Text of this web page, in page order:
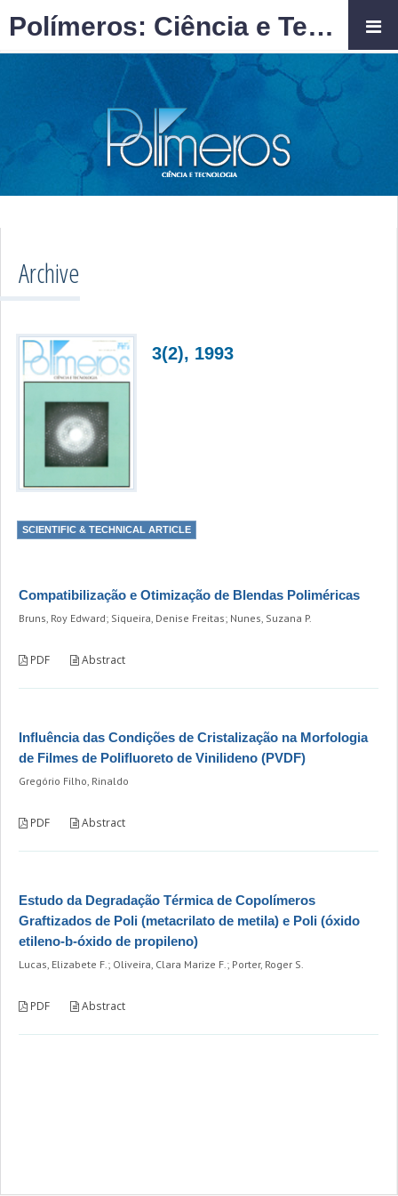
Archive
3(2), 1993
SCIENTIFIC & TECHNICAL ARTICLE
Compatibilização e Otimização de Blendas Poliméricas
Bruns, Roy Edward; Siqueira, Denise Freitas; Nunes, Suzana P.
PDF Abstract
Influência das Condições de Cristalização na Morfologia
de Filmes de Polifluoreto de Vinilideno (PVDF)
Gregório Filho, Rinaldo
PDF Abstract
Estudo da Degradação Térmica de Copolímeros
Graftizados de Poli (metacrilato de metila) e Poli (óxido
etileno-b-óxido de propileno)
Lucas, Elizabete F.; Oliveira, Clara Marize F.; Porter, Roger S.
PDF Abstract
Polímeros: Ciência e Tecnologia